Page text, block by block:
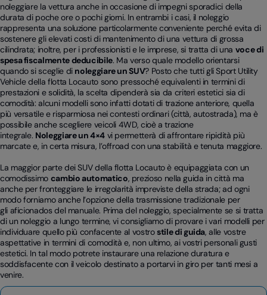
noleggiare la vettura anche in occasione di impegni sporadici della
durata di poche ore o pochi giorni. In entrambi i casi, il noleggio
rappresenta una soluzione particolarmente conveniente perché evita di
sostenere gli elevati costi di mantenimento di una vettura di grossa
cilindrata; inoltre, per i professionisti e le imprese, si tratta di una voce di
spesa fiscalmente deducibile. Ma verso quale modello orientarsi
quando si sceglie di noleggiare un SUV? Posto che tutti gli Sport Utility
Vehicle della flotta Locauto sono pressoché equivalenti in termini di
prestazioni e solidità, la scelta dipenderà sia da criteri estetici sia di
comodità: alcuni modelli sono infatti dotati di trazione anteriore, quella
più versatile e risparmiosa nei contesti ordinari (città, autostrada), ma è
possibile anche scegliere veicoli 4WD, cioè a trazione
integrale. Noleggiare un 4×4vi permetterà di affrontare ripidità più
marcate e, in certa misura, l’offroad con una stabilità e tenuta maggiore.
La maggior parte dei SUV della flotta Locauto è equipaggiata con un
comodissimo cambio automatico, prezioso nella guida in città ma
anche per fronteggiare le irregolarità impreviste della strada; ad ogni
modo forniamo anche l’opzione della trasmissione tradizionale per
gli aficionadosdel manuale. Prima del noleggio, specialmente se si tratta
di un noleggio a lungo termine, vi consigliamo di provare i vari modelli per
individuare quello più confacente al vostrostile di guida, alle vostre
aspettative in termini di comodità e, non ultimo, ai vostri personali gusti
estetici. In tal modo potrete instaurare una relazione duratura e
soddisfacente con il veicolo destinato a portarvi in giro per tanti mesi a
venire.